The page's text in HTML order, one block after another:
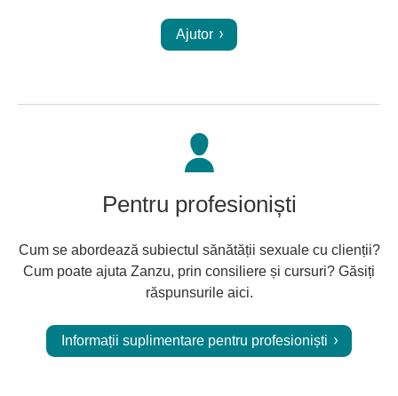
Ajutor
Pentru profesioniști
Cum se abordează subiectul sănătății sexuale cu clienții?
Cum poate ajuta Zanzu, prin consiliere și cursuri? Găsiți
răspunsurile aici.
Informații suplimentare pentru profesioniști